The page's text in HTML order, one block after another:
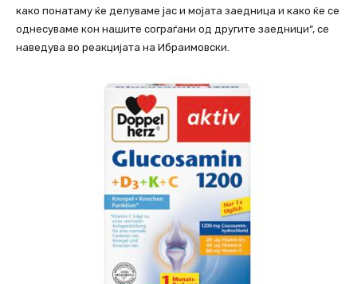
како понатаму ќе делуваме јас и мојата заедница и како ќе се
однесуваме кон нашите сограѓани од другите заедници“, се
наведува во реакцијата на Ибраимовски.